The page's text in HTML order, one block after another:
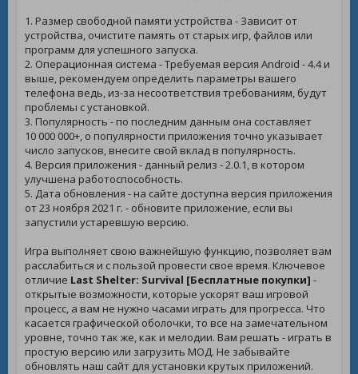
1. Размер свободной памяти устройства - Зависит от
устройства, очистите память от старых игр, файлов или
программ для успешного запуска.
2. Операционная система - Требуемая версия Android - 4.4 и
выше, рекомендуем определить параметры вашего
телефона ведь, из-за несоответствия требованиям, будут
проблемы с установкой.
3. Популярность - по последним данным она составляет
10 000 000+, о популярности приложения точно указывает
число запусков, внесите свой вклад в популярность.
4. Версия приложения - данный релиз - 2.0.1, в котором
улучшена работоспособность.
5. Дата обновления - на сайте доступна версия приложения
от 23 ноября 2021 г. - обновите приложение, если вы
запустили устаревшую версию.
Игра выполняет свою важнейшую функцию, позволяет вам
расслабиться и с пользой провести свое время. Ключевое
отличие Last Shelter: Survival [Бесплатные покупки] -
открытые возможности, которые ускорят ваш игровой
процесс, а вам не нужно часами играть для прогресса. Что
касается графической оболочки, то все на замечательном
уровне, точно так же, как и мелодии. Вам решать - играть в
простую версию или загрузить МОД. Не забывайте
обновлять наш сайт для установки крутых приложений.